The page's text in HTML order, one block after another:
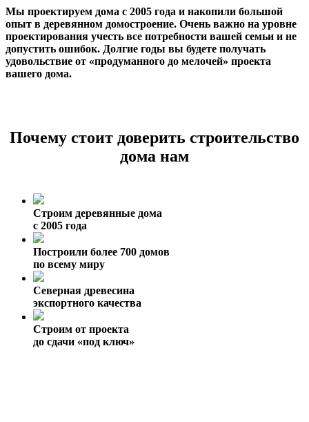
Мы проектируем дома с 2005 года и накопили большой
опыт в деревянном домостроение. Очень важно на уровне
проектирования учесть все потребности вашей семьи и не
допустить ошибок. Долгие годы вы будете получать
удовольствие от «продуманного до мелочей» проекта
вашего дома.
Почему стоит доверить строительство
дома нам
Строим деревянные дома
с 2005 года
Построили более 700 домов
по всему миру
Северная древесина
экспортного качества
Строим от проекта
до сдачи «под ключ»